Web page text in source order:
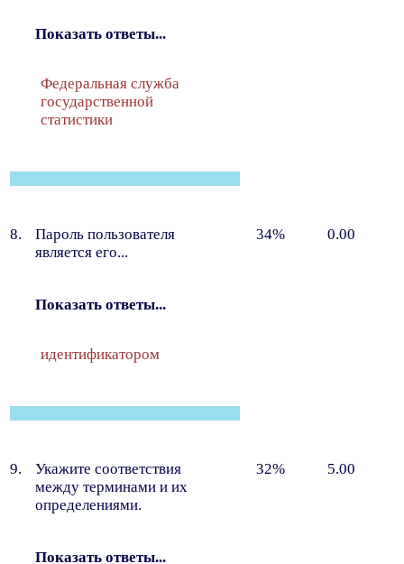
Показать ответы...
Федеральная служба
государственной
статистики
8.
Пароль пользователя
является его...
34% 0.00
Показать ответы...
идентификатором
9.
Укажите соответствия
между терминами и их
определениями.
32% 5.00
Показать ответы...